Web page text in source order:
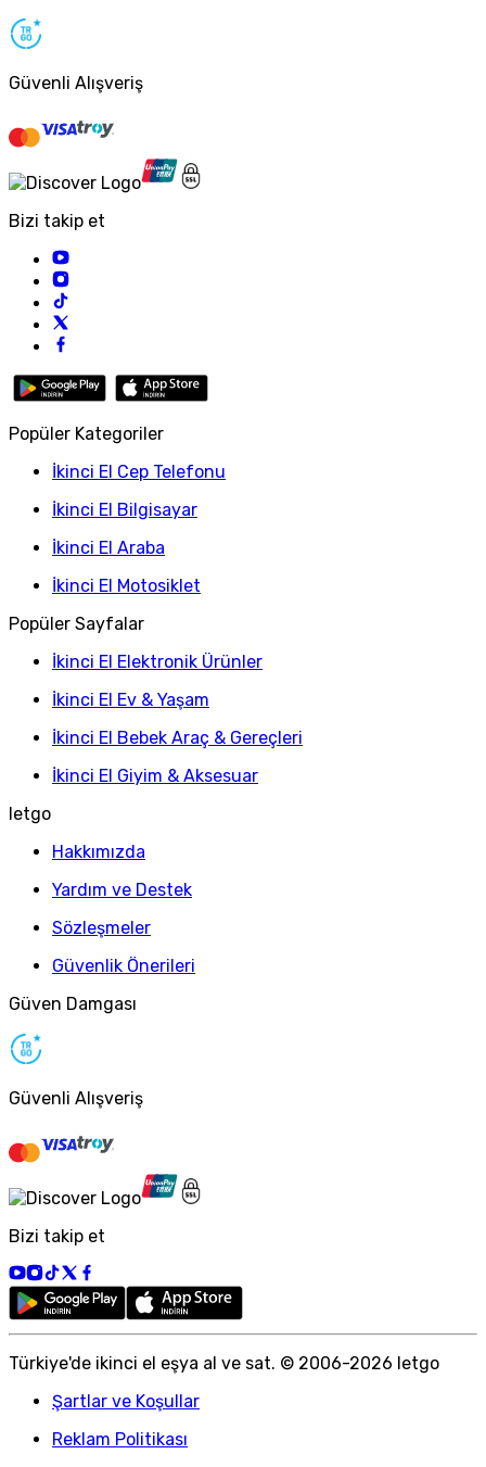
Güvenli Alışveriş
Bizi takip et
Popüler Kategoriler
İkinci El Cep Telefonu
İkinci El Bilgisayar
İkinci El Araba
İkinci El Motosiklet
Popüler Sayfalar
İkinci El Elektronik Ürünler
İkinci El Ev & Yaşam
İkinci El Bebek Araç & Gereçleri
İkinci El Giyim & Aksesuar
letgo
Hakkımızda
Yardım ve Destek
Sözleşmeler
Güvenlik Önerileri
Güven Damgası
Güvenli Alışveriş
Bizi takip et
Türkiye'de ikinci el eşya al ve sat. © 2006-2026 letgo
Şartlar ve Koşullar
Reklam Politikası